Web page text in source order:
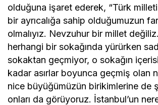
olduğuna işaret ederek, “Türk
bir ayrıcalığa sahip olduğumuzun
olmalıyız. Nevzuhur bir millet
herhangi bir sokağında yürürken
sokaktan geçmiyor, o sokağın
kadar asırlar boyunca geçmiş olan
nice büyüğümüzün birikimlerine de
onları da görüyoruz. İstanbul’un